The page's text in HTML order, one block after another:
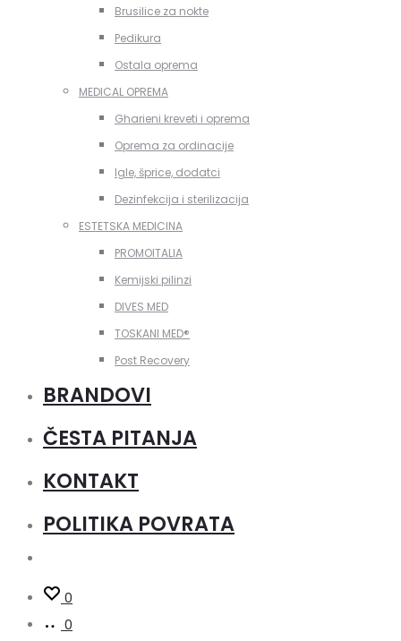
Brusilice za nokte
Pedikura
Ostala oprema
MEDICAL OPREMA
Gharieni kreveti i oprema
Oprema za ordinacije
Igle, šprice, dodatci
Dezinfekcija i sterilizacija
ESTETSKA MEDICINA
PROMOITALIA
Kemijski pilinzi
DIVES MED
TOSKANI MED®️
Post Recovery
BRANDOVI
ČESTA PITANJA
KONTAKT
POLITIKA POVRATA
0
0